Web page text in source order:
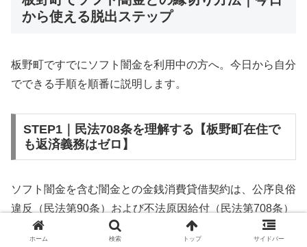
から使える脱出ステップ
板野町ですでにソフト闇金を利用中の方へ。今日から自分
でできる手順を順番に説明します。
STEP1｜民法708条を理解する【板野町在住で
も返済義務はゼロ】
ソフト闇金を含む闇金との金銭消費貸借契約は、公序良俗
違反（民法第90条）および不法原因給付（民法第708条）
に該当するため、法的には無効です。板野町在住であって
ホーム 検索 トップ サイドバー